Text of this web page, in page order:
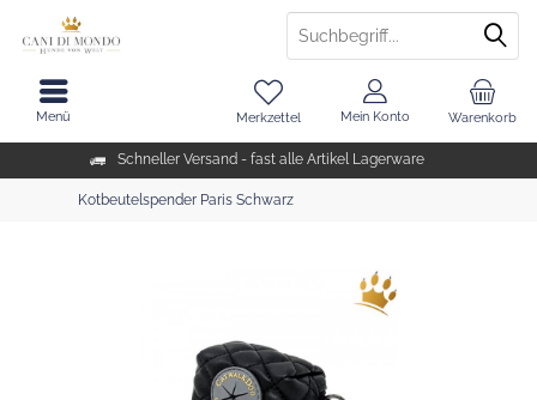
Schneller Versand - fast alle Artikel Lagerware
Warenkorb
Merkzettel Mein Konto
Menü
Kotbeutelspender Paris Schwarz